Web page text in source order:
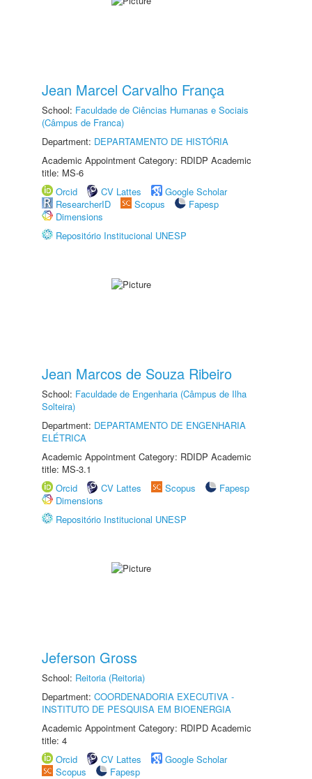
Jean Marcel Carvalho França
School: Faculdade de Ciências Humanas e Sociais
(Câmpus de Franca)
Department: DEPARTAMENTO DE HISTÓRIA
Academic Appointment Category: RDIDP Academic
title: MS-6
Orcid
CV Lattes
Google Scholar
ResearcherID
Scopus
Fapesp
Dimensions
Repositório Institucional UNESP
Jean Marcos de Souza Ribeiro
School: Faculdade de Engenharia (Câmpus de Ilha
Solteira)
Department: DEPARTAMENTO DE ENGENHARIA
ELÉTRICA
Academic Appointment Category: RDIDP Academic
title: MS-3.1
Orcid
CV Lattes Scopus
Fapesp
Dimensions
Repositório Institucional UNESP
Jeferson Gross
School: Reitoria (Reitoria)
Department: COORDENADORIA EXECUTIVA -
INSTITUTO DE PESQUISA EM BIOENERGIA
Academic Appointment Category: RDIPD Academic
title: 4
Orcid
CV Lattes
Google Scholar
Scopus
Fapesp